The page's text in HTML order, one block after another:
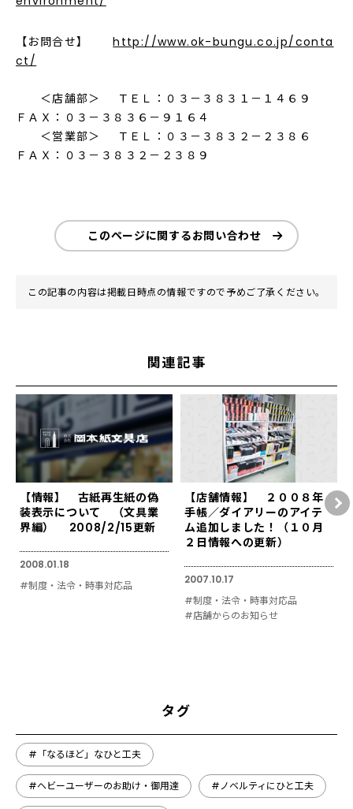
【お問合せ】http://www.ok-bungu.co.jp/conta
ct/
＜店舗部＞ ＴＥＬ：０３－３８３１－１４６９
ＦＡＸ：０３－３８３６－９１６４
＜営業部＞ ＴＥＬ：０３－３８３２－２３８６
ＦＡＸ：０３－３８３２－２３８９
このページに関するお問い合わせ
この記事の内容は掲載日時点の情報ですので予めご了承ください。
関連記事
【情報】 古紙再生紙の偽
装表示について （文具業
界編） 2008/2/15更新
2008.01.18
#制度・法令・時事対応品
【店舗情報】 ２００８年
手帳／ダイアリーのアイテ
ム追加しました！（１０月
２日情報への更新）
2007.10.17
#制度・法令・時事対応品
#店舗からのお知らせ
タグ
#「なるほど」なひと工夫
#ヘビーユーザーのお助け・御用達 #ノベルティにひと工夫